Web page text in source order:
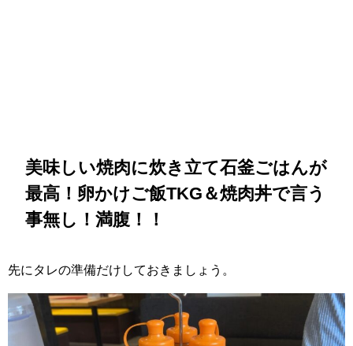
美味しい焼肉に炊き立て石釜ごはんが
最高！卵かけご飯TKG＆焼肉丼で言う
事無し！満腹！！
先にタレの準備だけしておきましょう。